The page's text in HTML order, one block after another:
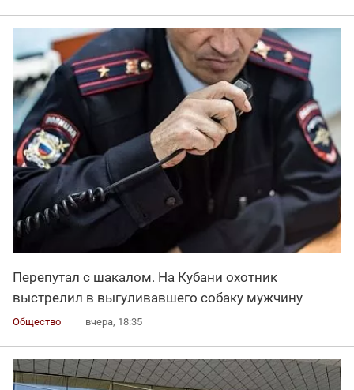
Перепутал с шакалом. На Кубани охотник
выстрелил в выгуливавшего собаку мужчину
Общество вчера, 18:35